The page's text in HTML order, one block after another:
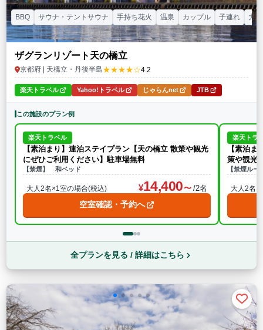
ザグランリゾート天の橋立
京都府 | 天橋立・丹後半島★★★★☆4.2
BBQ サウナ・テントサウナ 手持ち花火 温泉 カップル 子連れ 大
楽天トラベル Yahoo!トラベル じゃらんnet JTB
この施設のプラン例
楽天トラベル
【素泊まり】連泊ステイプラン【天の橋立 散策や観光
にぜひご利用ください】駐車場無料
【禁煙】 和ベッド
大人2名×1室の場合(税込) 14,400 /2名
空室確認・予約へ
楽天トラ
【素泊まり
策や観光
【禁煙ル
大人2名
全プランを見る / 詳細はこちら